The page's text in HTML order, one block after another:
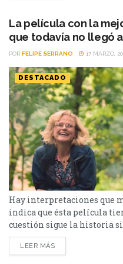
desde ahora, intérpretes
una vez en la misma
La película con la
que todavía no llegó
POR FELIPE SERRANO 17 MARZO,
DESTACADO
Hay interpretaciones que
indica que ésta película
cuestión sigue la historia
futuro prometedor cuya
en el colegio, comienzan
LEER MÁS